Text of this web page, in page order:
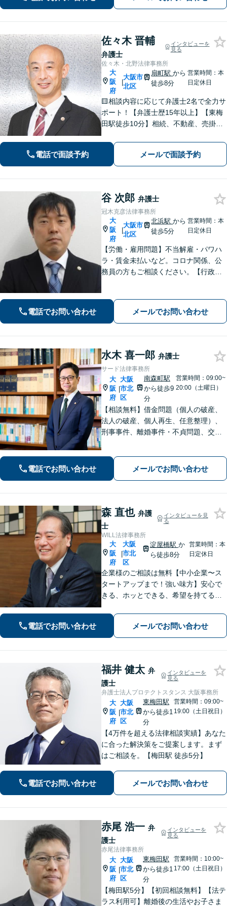
天満宮駅すぐ】
佐々木 晋輔
弁護士
インタビューを
見る
佐々木・北野法律事務所
大
阪
府
|
大阪市
北区
扇町駅から
徒歩8分
営業時間：本
日定休日
🟨相談内容に応じて弁護士2名で全力サ
ポート！【弁護士歴15年以上】【東梅
田駅徒歩10分】相続、不動産、売掛金
寧なサポートを心がけます。個人、法
人問わずお気軽にご相談ください【初
回相談30分無料】
電話で面談予約 メールで面談予約
谷 次郎 弁護士
冠木克彦法律事務所
大
阪
府
|
大阪市
北区
北浜駅から
徒歩5分
営業時間：本
日定休日
【労働・雇用問題】不当解雇・パワハ
ラ・賃金未払いなど。コロナ関係、公
務員の方もご相談ください。【行政事
大学の授業も担当し、常に情報をアッ
プデートしています。【北浜駅5分】
電話でお問い合わせ メールでお問い合わせ
水木 喜一郎 弁護士
サード法律事務所
大
阪
府
|
大阪
市北
区
南森町駅
から徒歩9
分
営業時間：09:00~
20:00（土曜日）
【相談無料】借金問題（個人の破産、
法人の破産、個人再生、任意整理）、
刑事事件、離婚事件・不貞問題、交通
軽にお問い合わせください。
電話でお問い合わせ メールでお問い合わせ
森 直也 弁護
士
インタビューを見
る
WILL法律事務所
大
阪
府
|
大阪
市北
区
淀屋橋駅 か
ら徒歩8分
営業時間：本
日定休日
企業様のご相談は無料【中小企業〜ス
タートアップまで！強い味方】安心で
きる、ホッとできる、希望を持てる法
成・確認、企業間・従業員トラブルな
ど【借金・不動産・債権回収・労働問
題に強い】
電話でお問い合わせ メールでお問い合わせ
福井 健太 弁
護士
インタビューを
見る
弁護士法人プロテクトスタンス 大阪事務所
大
阪
府
|
大阪
市北
区
東梅田駅
から徒歩1
分
営業時間：09:00~
19:00（土日祝日）
【4万件を超える法律相談実績】あなた
に合った解決策をご提案します。まず
はご相談を。【梅田駅 徒歩5分】
電話でお問い合わせ メールでお問い合わせ
赤尾 浩一 弁
護士
インタビューを
見る
赤尾法律事務所
大
阪
府
|
大阪
市北
区
東梅田駅
から徒歩1
分
営業時間：10:00~
17:00（土日祝日）
【梅田駅5分】【初回相談無料】【法テ
ラス利用可】離婚後の生活やお子さま